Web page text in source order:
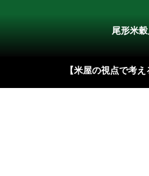
尾形米
【米屋の視点で考